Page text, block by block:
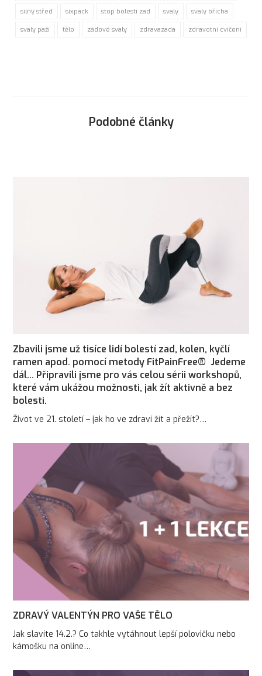
silný střed sixpack stop bolesti zad svaly svaly břicha
svaly paží tělo zádové svaly zdravazada zdravotní cvičení
Podobné články
Zbavili jsme už tisíce lidí bolestí zad, kolen, kyčlí
ramen apod. pomocí metody FitPainFree® Jedeme
dál… Připravili jsme pro vás celou sérii workshopů,
které vám ukážou možnosti, jak žít aktivně a bez
bolesti.
Život ve 21. století – jak ho ve zdraví žít a přežít?…
ZDRAVÝ VALENTÝN PRO VAŠE TĚLO
Jak slavíte 14.2.? Co takhle vytáhnout lepší polovičku nebo
kámošku na online…